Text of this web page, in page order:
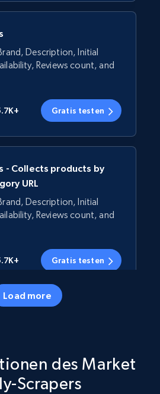
Description, Initial
Reviews count, and
Gratis testen
- Collects products by
URL
Description, Initial
Reviews count, and
Gratis testen
Reviews count, and
Load more
des Market
Scrapers